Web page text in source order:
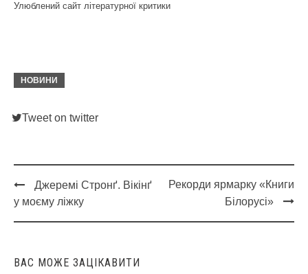
Улюблений сайт літературної критики
НОВИНИ
Tweet on twitter
Post
navigation
Джеремі Стронґ. Вікінґ
у моєму ліжку
Рекорди ярмарку «Книги
Білорусі»
ВАС МОЖЕ ЗАЦІКАВИТИ